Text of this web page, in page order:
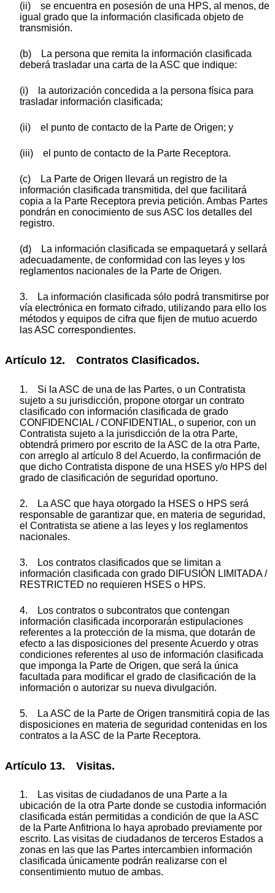
(ii) se encuentra en posesión de una HPS, al menos, de
igual grado que la información clasificada objeto de
transmisión.
(b) La persona que remita la información clasificada
deberá trasladar una carta de la ASC que indique:
(i) la autorización concedida a la persona física para
trasladar información clasificada;
(ii) el punto de contacto de la Parte de Origen; y
(iii) el punto de contacto de la Parte Receptora.
(c) La Parte de Origen llevará un registro de la
información clasificada transmitida, del que facilitará
copia a la Parte Receptora previa petición. Ambas Partes
pondrán en conocimiento de sus ASC los detalles del
registro.
(d) La información clasificada se empaquetará y sellará
adecuadamente, de conformidad con las leyes y los
reglamentos nacionales de la Parte de Origen.
3. La información clasificada sólo podrá transmitirse por
vía electrónica en formato cifrado, utilizando para ello los
métodos y equipos de cifra que fijen de mutuo acuerdo
las ASC correspondientes.
Artículo 12. Contratos Clasificados.
1. Si la ASC de una de las Partes, o un Contratista
sujeto a su jurisdicción, propone otorgar un contrato
clasificado con información clasificada de grado
CONFIDENCIAL / CONFIDENTIAL, o superior, con un
Contratista sujeto a la jurisdicción de la otra Parte,
obtendrá primero por escrito de la ASC de la otra Parte,
con arreglo al artículo 8 del Acuerdo, la confirmación de
que dicho Contratista dispone de una HSES y/o HPS del
grado de clasificación de seguridad oportuno.
2. La ASC que haya otorgado la HSES o HPS será
responsable de garantizar que, en materia de seguridad,
el Contratista se atiene a las leyes y los reglamentos
nacionales.
3. Los contratos clasificados que se limitan a
información clasificada con grado DIFUSIÓN LIMITADA /
RESTRICTED no requieren HSES o HPS.
4. Los contratos o subcontratos que contengan
información clasificada incorporarán estipulaciones
referentes a la protección de la misma, que dotarán de
efecto a las disposiciones del presente Acuerdo y otras
condiciones referentes al uso de información clasificada
que imponga la Parte de Origen, que será la única
facultada para modificar el grado de clasificación de la
información o autorizar su nueva divulgación.
5. La ASC de la Parte de Origen transmitirá copia de las
disposiciones en materia de seguridad contenidas en los
contratos a la ASC de la Parte Receptora.
Artículo 13. Visitas.
1. Las visitas de ciudadanos de una Parte a la
ubicación de la otra Parte donde se custodia información
clasificada están permitidas a condición de que la ASC
de la Parte Anfitriona lo haya aprobado previamente por
escrito. Las visitas de ciudadanos de terceros Estados a
zonas en las que las Partes intercambien información
clasificada únicamente podrán realizarse con el
consentimiento mutuo de ambas.